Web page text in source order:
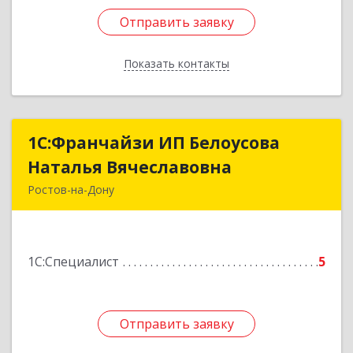
Отправить заявку
Показать контакты
Отправить заявку
Назад
1С:Франчайзи ИП Белоусова
Наталья Вячеславовна
Ростов-на-Дону
1С:Специалист 5
Отправить заявку
1С:Франчайзи ИП Белоусова
Наталья Вячеславовна
Подробнее
Отправить заявку